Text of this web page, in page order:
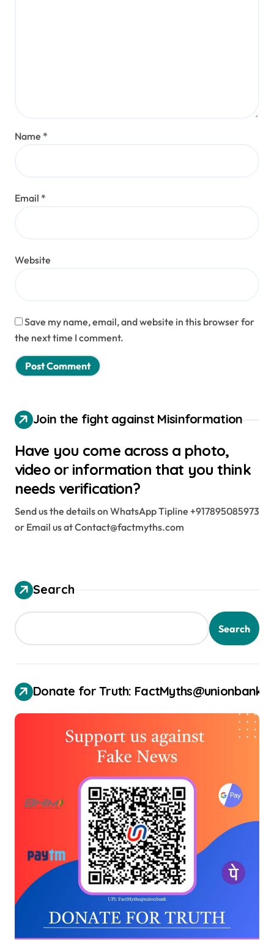
Name *
Email *
Website
Save my name, email, and website in this browser for
the next time I comment.
Join the fight against Misinformation
Have you come across a photo,
video or information that you think
needs verification?
Send us the details on WhatsApp Tipline +917895085973
or Email us at Contact@factmyths.com
Search
Search
Donate for Truth: FactMyths@unionbank